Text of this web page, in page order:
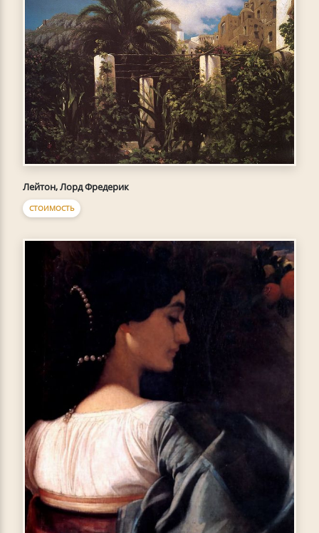
Лейтон, Лорд Фредерик
СТОИМОСТЬ